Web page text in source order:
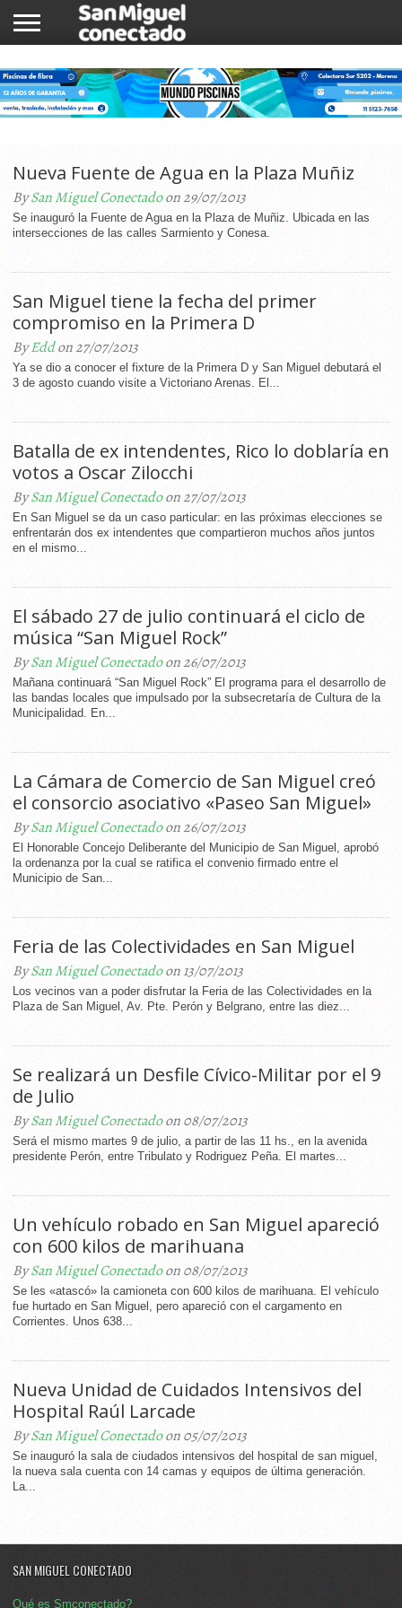
NOTICIAS
COMUNIDAD
COMERCIOS
Nueva Fuente de Agua en la Plaza Muñiz
BySan Miguel Conectadoon 29/07/2013
Se inauguró la Fuente de Agua en la Plaza de Muñiz. Ubicada en las
intersecciones de las calles Sarmiento y Conesa.
San Miguel tiene la fecha del primer
compromiso en la Primera D
ByEddon 27/07/2013
Ya se dio a conocer el fixture de la Primera D y San Miguel debutará el
3 de agosto cuando visite a Victoriano Arenas. El...
Batalla de ex intendentes, Rico lo doblaría en
votos a Oscar Zilocchi
BySan Miguel Conectadoon 27/07/2013
En San Miguel se da un caso particular: en las próximas elecciones se
enfrentarán dos ex intendentes que compartieron muchos años juntos
en el mismo...
El sábado 27 de julio continuará el ciclo de
música “San Miguel Rock”
BySan Miguel Conectadoon 26/07/2013
Mañana continuará “San Miguel Rock” El programa para el desarrollo de
las bandas locales que impulsado por la subsecretaría de Cultura de la
Municipalidad. En...
La Cámara de Comercio de San Miguel creó
el consorcio asociativo «Paseo San Miguel»
BySan Miguel Conectadoon 26/07/2013
El Honorable Concejo Deliberante del Municipio de San Miguel, aprobó
la ordenanza por la cual se ratifica el convenio firmado entre el
Municipio de San...
Feria de las Colectividades en San Miguel
BySan Miguel Conectadoon 13/07/2013
Los vecinos van a poder disfrutar la Feria de las Colectividades en la
Plaza de San Miguel, Av. Pte. Perón y Belgrano, entre las diez...
Se realizará un Desfile Cívico-Militar por el 9
de Julio
BySan Miguel Conectadoon 08/07/2013
Será el mismo martes 9 de julio, a partir de las 11 hs., en la avenida
presidente Perón, entre Tribulato y Rodriguez Peña. El martes...
Un vehículo robado en San Miguel apareció
con 600 kilos de marihuana
BySan Miguel Conectadoon 08/07/2013
Se les «atascó» la camioneta con 600 kilos de marihuana. El vehículo
fue hurtado en San Miguel, pero apareció con el cargamento en
Corrientes. Unos 638...
Nueva Unidad de Cuidados Intensivos del
Hospital Raúl Larcade
BySan Miguel Conectadoon 05/07/2013
Se inauguró la sala de ciudados intensivos del hospital de san miguel,
la nueva sala cuenta con 14 camas y equipos de última generación.
La...
SAN MIGUEL CONECTADO
Qué es Smconectado?